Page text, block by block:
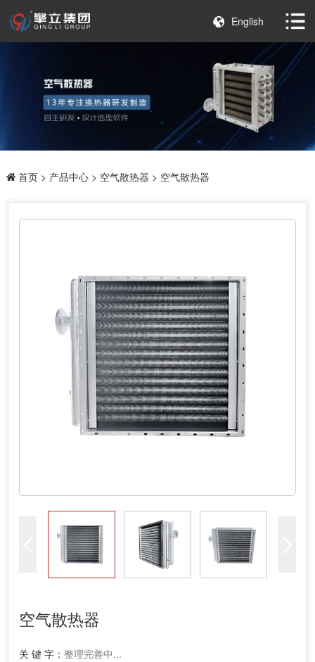
English
首页> 产品中心> 空气散热器 > 空气散热器
空气散热器
关 键 字： 整理完善中...